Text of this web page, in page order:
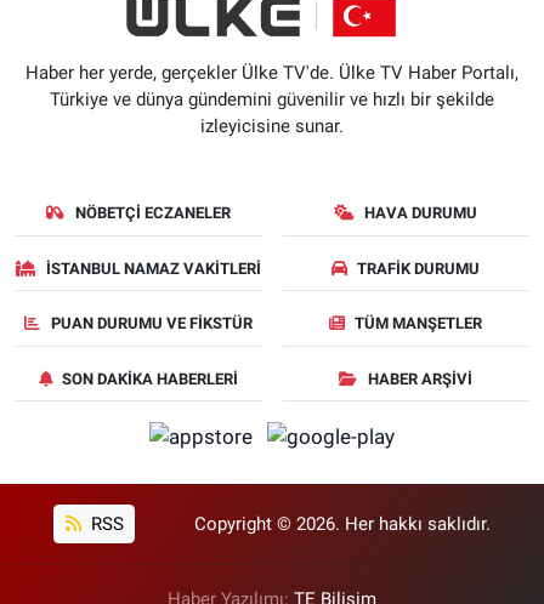
Haber her yerde, gerçekler Ülke TV'de. Ülke TV Haber Portalı,
Türkiye ve dünya gündemini güvenilir ve hızlı bir şekilde
izleyicisine sunar.
NÖBETÇI ECZANELER HAVA DURUMU
İSTANBUL NAMAZ VAKITLERI TRAFIK DURUMU
PUAN DURUMU VE FIKSTÜR TÜM MANŞETLER
SON DAKIKA HABERLERI HABER ARŞIVI
RSS Copyright © 2026. Her hakkı saklıdır.
Haber Yazılımı: TE Bilişim